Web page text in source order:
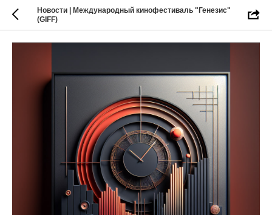
Новости | Международный кинофестиваль "Генезис"
(GIFF)